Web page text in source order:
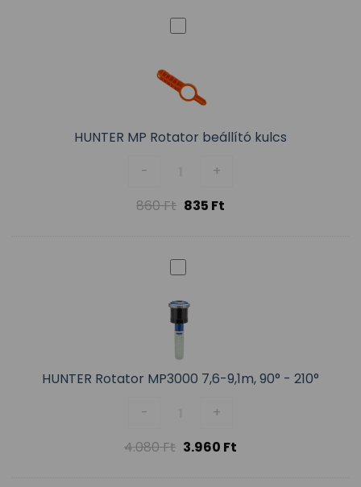
HUNTER MP Rotator beállító kulcs
-
HUNTER MP Rotator beállító
+
860Ft 835 Ft
HUNTER Rotator MP3000 7,6-9,1m, 90° - 210°
-
HUNTER Rotator MP3000 7,6-
+
4.080Ft 3.960 Ft